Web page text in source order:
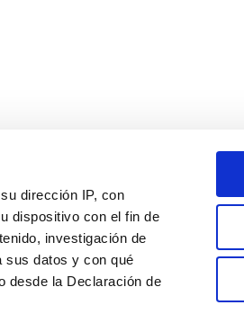
dirección IP, con
dispositivo con el fin de
investigación de
sus datos y con qué
desde la Declaración de